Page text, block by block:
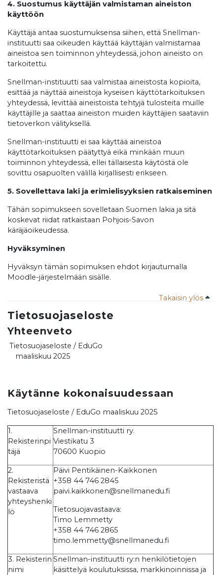
4. Suostumus käyttäjän valmistaman aineiston
käyttöön
Käyttäjä antaa suostumuksensa siihen, että Snellman-
instituutti saa oikeuden käyttää käyttäjän valmistamaa
aineistoa sen toiminnon yhteydessä, johon aineisto on
tarkoitettu.
Snellman-instituutti saa valmistaa aineistosta kopioita,
esittää ja näyttää aineistoja kyseisen käyttötarkoituksen
yhteydessä, levittää aineistoista tehtyjä tulosteita muille
käyttäjille ja saattaa aineiston muiden käyttäjien saataviin
tietoverkon välityksellä.
Snellman-instituutti ei saa käyttää aineistoa
käyttötarkoituksen päätyttyä eikä minkään muun
toiminnon yhteydessä, ellei tällaisesta käytöstä ole
sovittu osapuolten välillä kirjallisesti erikseen.
5. Sovellettava laki ja erimielisyyksien ratkaiseminen
Tähän sopimukseen sovelletaan Suomen lakia ja sitä
koskevat riidat ratkaistaan Pohjois-Savon
käräjäoikeudessa.
Hyväksyminen
Hyväksyn tämän sopimuksen ehdot kirjautumalla
Moodle-järjestelmään sisälle.
Takaisin ylös
Tietosuojaseloste
Yhteenveto
Tietosuojaseloste / EduGo
maaliskuu 2025
Käytänne kokonaisuudessaan
Tietosuojaseloste / EduGo maaliskuu 2025
1.
Rekisterinpi
täjä
Snellman-instituutti ry.
Viestikatu 3
70600 Kuopio
2.
Rekisteristä
vastaava
yhteyshenki
lö
Päivi Pentikäinen-Kaikkonen
+358 44 746 2845
paivi.kaikkonen@snellmanedu.fi
Tietosuojavastaava:
Timo Lemmetty
+358 44 746 2865
timo.lemmetty@snellmanedu.fi
3. Rekisterin
nimi
Snellman-instituutti ry:n henkilötietojen
käsittelyä koulutuksissa, markkinoinnissa ja